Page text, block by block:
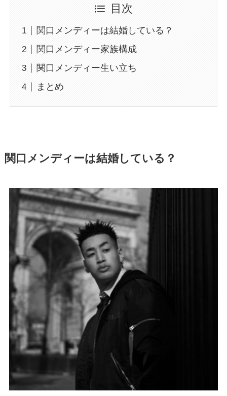
目次
関口メンディーは結婚している？
関口メンディー家族構成
関口メンディー生い立ち
まとめ
関口メンディーは結婚している？